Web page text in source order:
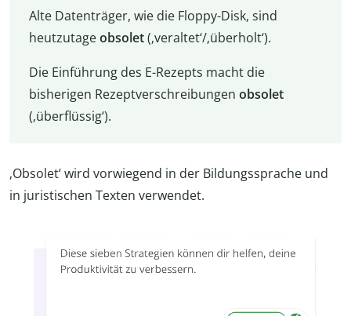
Alte Datenträger, wie die Floppy-Disk, sind
heutzutageobsolet(‚veraltet‘/‚überholt‘).
Die Einführung des E-Rezepts macht die
bisherigen Rezeptverschreibungen obsolet
(‚überflüssig‘).
‚Obsolet‘ wird vorwiegend in der Bildungssprache und
in juristischen Texten verwendet.